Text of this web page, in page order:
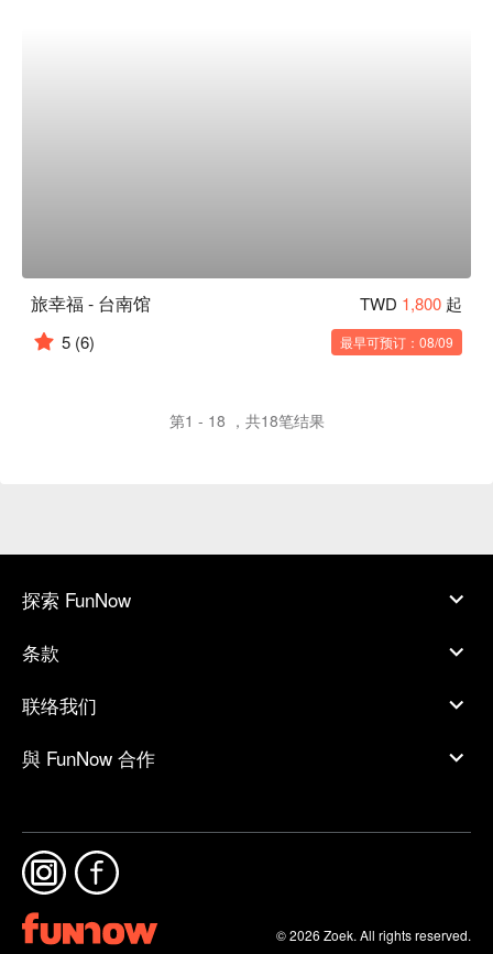
旅幸福 - 台南馆 TWD 1,800 起
5 (6) 最早可预订：08/09
第1 - 18 ，共18笔结果
探索 FunNow
条款
联络我们
與 FunNow 合作
© 2026 Zoek. All rights reserved.